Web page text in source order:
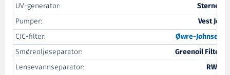
UV-generator:
Sterner
Pumper:
Vest Jet
CJC-filter:
Øwre-Johnsen
Smøreoljeseparator:
Greenoil Filter
Lensevannseparator:
RWO